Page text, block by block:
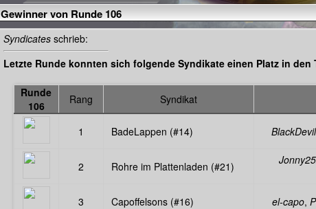
Gewinner von Runde 106
Syndicates schrieb:
Letzte Runde konnten sich folgende Syndikate einen Platz in den
Runde
106
Rang Syndikat
1 BadeLappen (#14) BlackDevil
2 Rohre im Plattenladen (#21)
3 Capoffelsons (#16) el-capo,